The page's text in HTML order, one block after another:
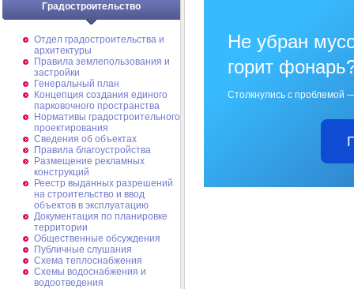
Градостроительство
Отдел градостроительства и
архитектуры
Правила землепользования и
застройки
Генеральный план
Концепция создания единого
парковочного пространства
Нормативы градостроительного
проектирования
Сведения об объектах
Правила благоустройства
Размещение рекламных
конструкций
Реестр выданных разрешений
на строительство и ввод
объектов в эксплуатацию
Документация по планировке
территории
Общественные обсуждения
Публичные слушания
Схема теплоснабжения
Схемы водоснабжения и
водоотведения
Не убран
горит
Столкнулись с проблемой